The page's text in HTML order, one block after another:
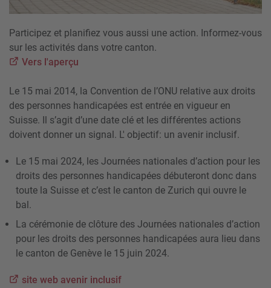
Participez et planifiez vous aussi une action. Informez-vous
sur les activités dans votre canton.
Vers l'aperçu
Le 15 mai 2014, la Convention de l’ONU relative aux droits
des personnes handicapées est entrée en vigueur en
Suisse. Il s’agit d’une date clé et les différentes actions
doivent donner un signal. L' objectif: un avenir inclusif.
Le 15 mai 2024, les Journées nationales d’action pour les
droits des personnes handicapées débuteront donc dans
toute la Suisse et c’est le canton de Zurich qui ouvre le
bal.
La cérémonie de clôture des Journées nationales d’action
pour les droits des personnes handicapées aura lieu dans
le canton de Genève le 15 juin 2024.
site web avenir inclusif